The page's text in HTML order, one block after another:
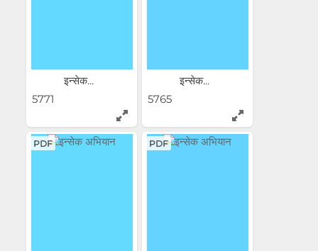
इन्सेक...
5771
इन्सेक...
5765
PDF PDF